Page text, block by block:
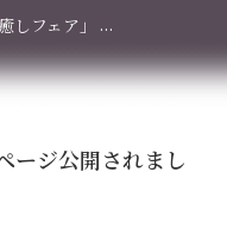
癒しフェア」
公開されま
...
ージ公開されまし